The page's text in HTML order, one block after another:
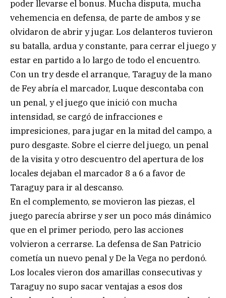
poder llevarse el bonus. Mucha disputa, mucha
vehemencia en defensa, de parte de ambos y se
olvidaron de abrir y jugar. Los delanteros tuvieron
su batalla, ardua y constante, para cerrar el juego y
estar en partido a lo largo de todo el encuentro.
Con un try desde el arranque, Taraguy de la mano
de Fey abría el marcador, Luque descontaba con
un penal, y el juego que inició con mucha
intensidad, se cargó de infracciones e
impresiciones, para jugar en la mitad del campo, a
puro desgaste. Sobre el cierre del juego, un penal
de la visita y otro descuentro del apertura de los
locales dejaban el marcador 8 a 6 a favor de
Taraguy para ir al descanso.
En el complemento, se movieron las piezas, el
juego parecía abrirse y ser un poco más dinámico
que en el primer periodo, pero las acciones
volvieron a cerrarse. La defensa de San Patricio
cometía un nuevo penal y De la Vega no perdonó.
Los locales vieron dos amarillas consecutivas y
Taraguy no supo sacar ventajas a esos dos